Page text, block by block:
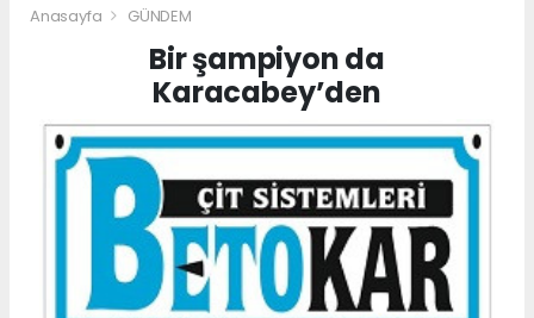
Anasayfa GÜNDEM
Bir şampiyon da
Karacabey’den